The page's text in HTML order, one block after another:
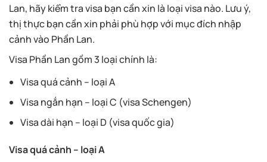
Lan, hãy kiểm tra visa bạn cần xin là loại visa nào. Lưu ý,
thị thực bạn cần xin phải phù hợp với mục đích nhập
cảnh vào Phần Lan.
Visa Phần Lan gồm 3 loại chính là:
Visa quá cảnh – loại A
Visa ngắn hạn – loại C (visa Schengen)
Visa dài hạn – loại D (visa quốc gia)
Visa quá cảnh – loại A